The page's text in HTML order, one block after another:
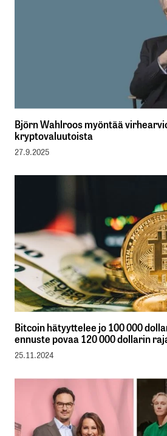
Björn Wahlroos myöntää
kryptovaluutoista
27.9.2025
Bitcoin hätyyttelee jo 100 000
ennuste povaa 120 000 dollarin
25.11.2024